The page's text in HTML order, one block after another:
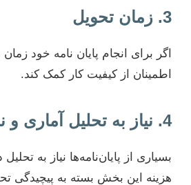
3. زمان تحویل
اگر برای انجام پایان نامه خود
اطمینان از کیفیت کار کمک کند.
4. نیاز به تحلیل آماری و نرم‌افزار
هزینه این بخش بسته به پیچیدگی